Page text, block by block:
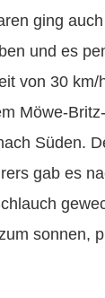
ging
und es
von 30 km/
Möwe-
Süden.
gab es
sonnen,